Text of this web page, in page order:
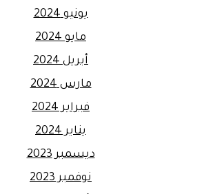
يونيو 2024
مايو 2024
أبريل 2024
مارس 2024
فبراير 2024
يناير 2024
ديسمبر 2023
نوفمبر 2023